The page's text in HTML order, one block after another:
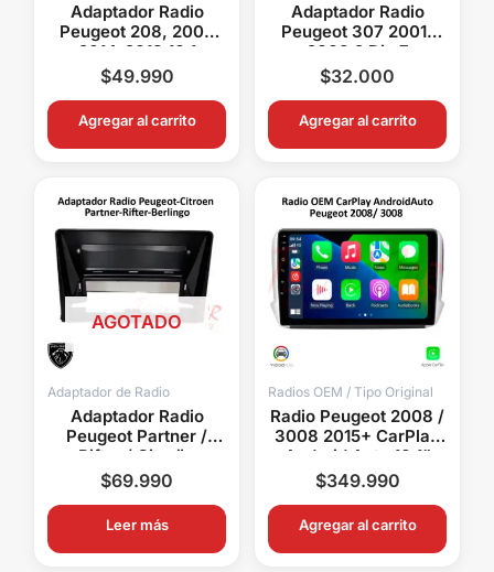
Adaptador Radio
Peugeot 208, 2008
2014-2018 10.1
Pulgadas
$49.990
Agregar al carrito
Adaptador Radio
Peugeot 307 2001-
2008 2 Din 7
Pulgadas
$32.000
Agregar al carrito
AGOTADO
Adaptador de Radio
Adaptador Radio
Peugeot Partner /
Rifter / Citroën
Berlingo 2020+ 10.1
Pulgadas
$69.990
Leer más
Radios OEM / Tipo Original
Radio Peugeot 2008 /
3008 2015+ CarPlay
Android Auto 10.1”
QLED Android 15 4GB
RAM 64GB OEM
$349.990
Agregar al carrito